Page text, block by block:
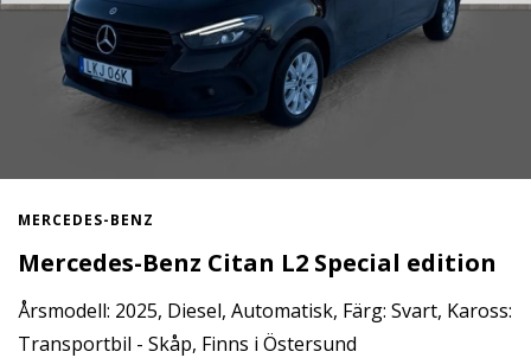
MERCEDES-BENZ
Mercedes-Benz Citan L2 Special edition
Årsmodell: 2025, Diesel, Automatisk, Färg: Svart, Kaross:
Transportbil - Skåp, Finns i Östersund